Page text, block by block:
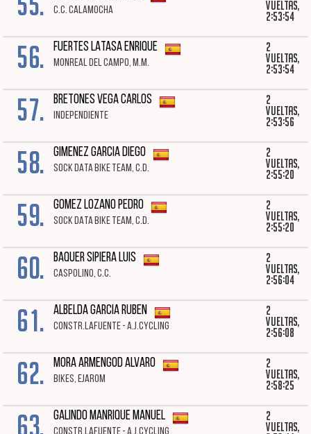
C.C. CALAMOCHA
vueltas,
2:53:54
56. FUERTES LATASA ENRIQUE
MONREAL DEL CAMPO, M.M.
2
vueltas,
2:53:54
57. BRETONES VEGA CARLOS
INDEPENDIENTE
2
vueltas,
2:53:56
58. GIMENEZ GARCIA DIEGO
SOCK DATA BIKE TEAM, C.D.
2
vueltas,
2:55:20
59. GOMEZ LOZANO PEDRO
SOCK DATA BIKE TEAM, C.D.
2
vueltas,
2:55:20
60. BAQUER SIPIERA LUIS
CASPOLINO, C.C.
2
vueltas,
2:56:04
61. ALBELDA GARCIA RUBEN
CONSTR.LAFUENTE - A.J.CYCLING
2
vueltas,
2:56:08
62. MORA ARMENGOD ALVARO
BIKES, EJAROM
2
vueltas,
2:58:25
63. GALINDO MANRIQUE MANUEL
2
vueltas,